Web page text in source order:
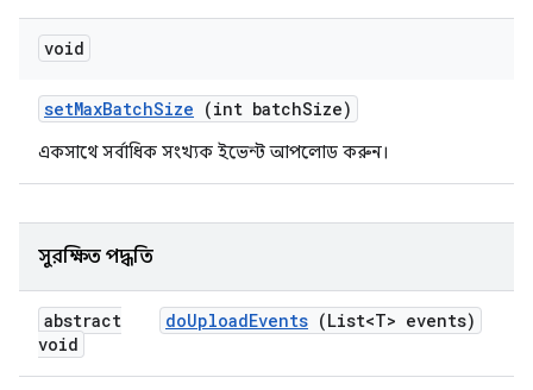
void
setMaxBatchSize (int batchSize)
একসাথে সর্বাধিক সংখ্যক ইভেন্ট আপলোড করুন।
সুরক্ষিত পদ্ধতি
abstract
void
doUploadEvents (List<T> events)